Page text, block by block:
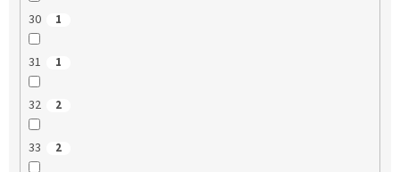
30 1
31 1
32 2
33 2